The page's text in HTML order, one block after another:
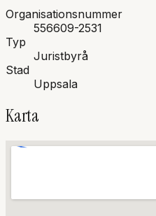
Organisationsnummer
556609-2531
Typ
Juristbyrå
Stad
Uppsala
Karta